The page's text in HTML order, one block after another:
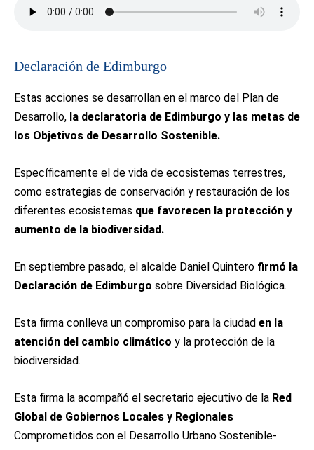
Declaración de Edimburgo
Estas acciones se desarrollan en el marco del Plan de
Desarrollo, la declaratoria de Edimburgo y las metas de
los Objetivos de Desarrollo Sostenible.
Específicamente el de vida de ecosistemas terrestres,
como estrategias de conservación y restauración de los
diferentes ecosistemas que favorecen la protección y
aumento de la biodiversidad.
En septiembre pasado, el alcalde Daniel Quintero firmó la
Declaración de Edimburgo sobre Diversidad Biológica.
Esta firma conlleva un compromiso para la ciudad en la
atención del cambio climático y la protección de la
biodiversidad.
Esta firma la acompañó el secretario ejecutivo de la Red
Global de Gobiernos Locales y Regionales
Comprometidos con el Desarrollo Urbano Sostenible-